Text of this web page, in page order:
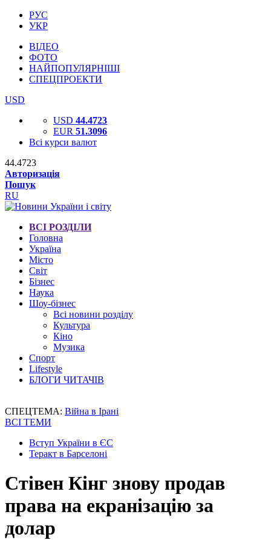
РУС
УКР
ВІДЕО
ФОТО
НАЙПОПУЛЯРНІШІ
СПЕЦПРОЕКТИ
USD
USD 44.4723
EUR 51.3096
Всі курси валют
44.4723
Авторизація
Пошук
RU
ВСІ РОЗДІЛИ
Головна
Україна
Місто
Світ
Бізнес
Наука
Шоу-бізнес
Всі новини розділу
Культура
Кіно
Музика
Спорт
Lifestyle
БЛОГИ ЧИТАЧІВ
СПЕЦТЕМА: Війна в Ірані
ВСІ ТЕМИ
Вступ України в ЄС
Теракт в Барселоні
Стівен Кінг знову продав
права на екранізацію за
долар